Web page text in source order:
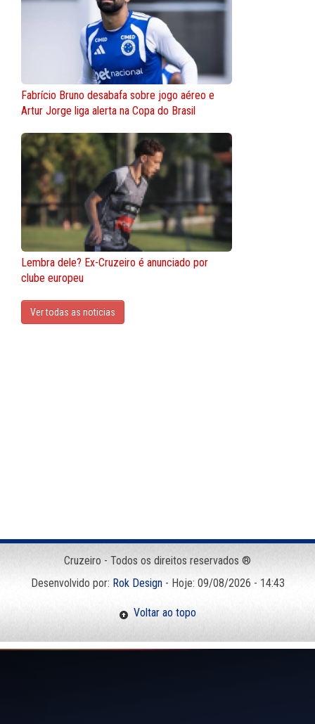
Fabrício Bruno desabafa sobre jogo aéreo e
Artur Jorge liga alerta na Copa do Brasil
Lembra dele? Ex-Cruzeiro é anunciado por
clube europeu
Ver todas as noticias
Cruzeiro - Todos os direitos reservados ®
Desenvolvido por: Rok Design- Hoje: 09/08/2026 - 14:43
Voltar ao topo